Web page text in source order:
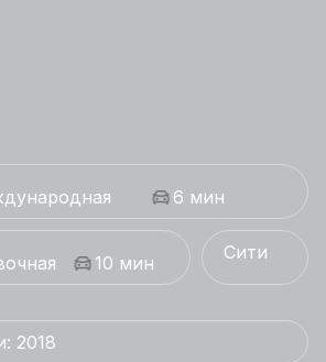
6 мин
10 мин Сити
2018